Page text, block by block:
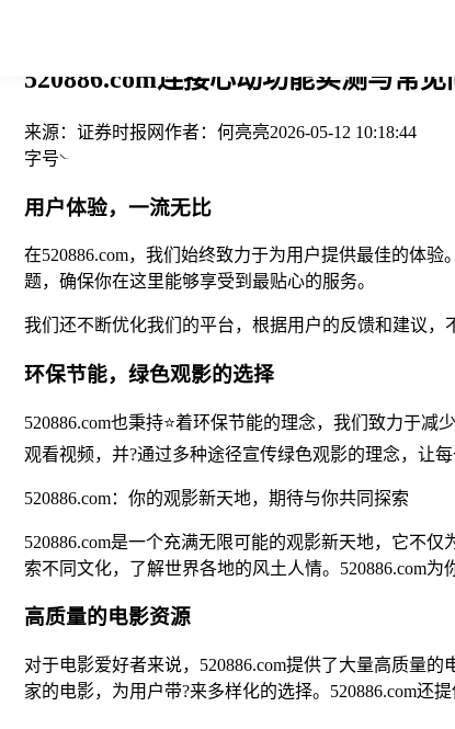
520886.com连接心动功能实测与常
来源： 证券时报网作者： 何亮亮2026-05-12 10:18:44
字号
用户体验，一流无比
在520886.com，我们始终致力于为用户提供最佳的体
题，确保你在这里能够享受到最贴心的服务。
我们还不断优化我们的平台，根据用户的反馈和建议，
环保节能，绿色观影的选择
520886.com也秉持⭐着环保节能的理念，我们致力于
观看视频，并?通过多种途径宣传绿色观影的理念，让
520886.com：你的观影新天地，期待与你共同探索
520886.com是一个充满无限可能的观影新天地，它不
索不同文化，了解世界各地的风土人情。520886.com为
高质量的电影资源
对于电影爱好者来说，520886.com提供了大量高质量
家的电影，为用户带?来多样化的选择。520886.com还